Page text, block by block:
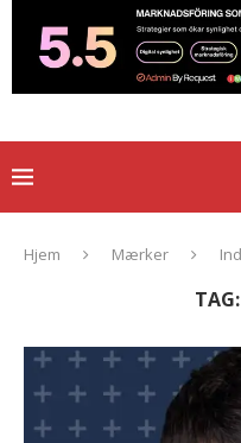
Hjem Mærker
TAG: